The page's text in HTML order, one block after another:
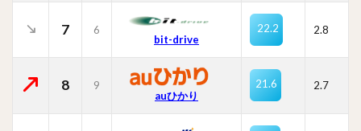
7 6
bit-drive
22.2 2.8
8
9
auひかり
21.6 2.7